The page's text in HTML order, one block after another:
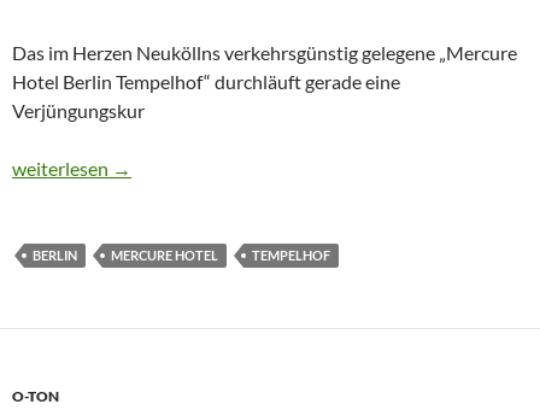
Das im Herzen Neuköllns verkehrsgünstig gelegene „Mercure
Hotel Berlin Tempelhof“ durchläuft gerade eine
Verjüngungskur
CTOUR-HOTELSTAMMTISCH: Von Rixdorf aus die Metropole
weiterlesen →
BERLIN MERCURE HOTEL TEMPELHOF
O-TON